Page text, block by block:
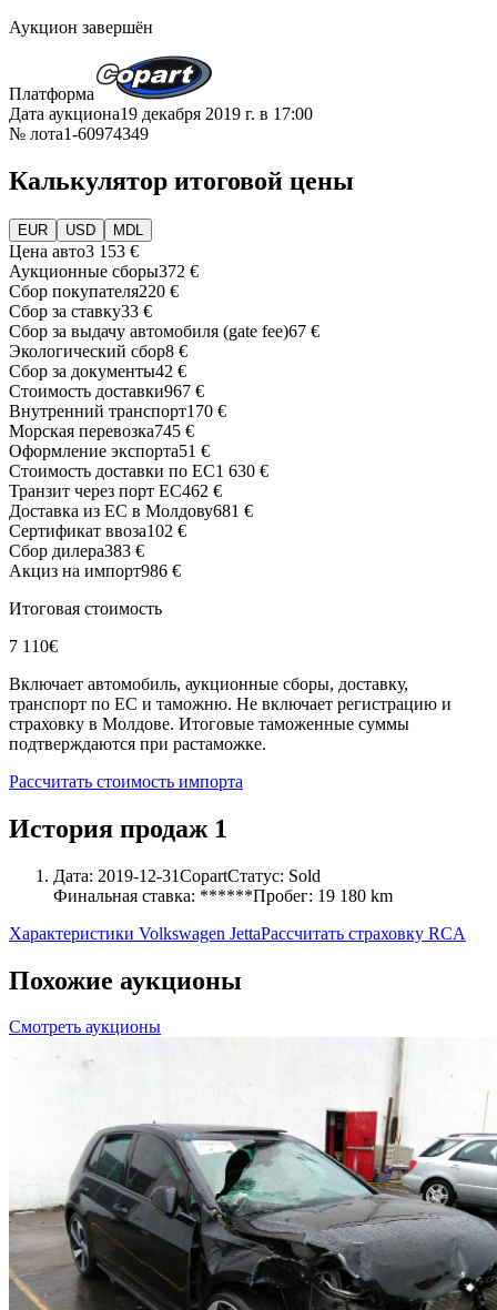
Аукцион завершён
Платформа
Дата аукциона19 декабря 2019 г. в 17:00
№ лота1-60974349
Калькулятор итоговой цены
EUR USD MDL
Цена авто3 153 €
Аукционные сборы372 €
Сбор покупателя220 €
Сбор за ставку33 €
Сбор за выдачу автомобиля (gate fee)67 €
Экологический сбор8 €
Сбор за документы42 €
Стоимость доставки967 €
Внутренний транспорт170 €
Морская перевозка745 €
Оформление экспорта51 €
Стоимость доставки по ЕС1 630 €
Транзит через порт ЕС462 €
Доставка из ЕС в Молдову681 €
Сертификат ввоза102 €
Сбор дилера383 €
Акциз на импорт986 €
Итоговая стоимость
7 110€
Включает автомобиль, аукционные сборы, доставку,
транспорт по ЕС и таможню. Не включает регистрацию и
страховку в Молдове. Итоговые таможенные суммы
подтверждаются при растаможке.
Рассчитать стоимость импорта
История продаж 1
Дата: 2019-12-31CopartСтатус: Sold
Финальная ставка: ******Пробег: 19 180 km
Характеристики Volkswagen JettaРассчитать страховку RCA
Похожие аукционы
Смотреть аукционы